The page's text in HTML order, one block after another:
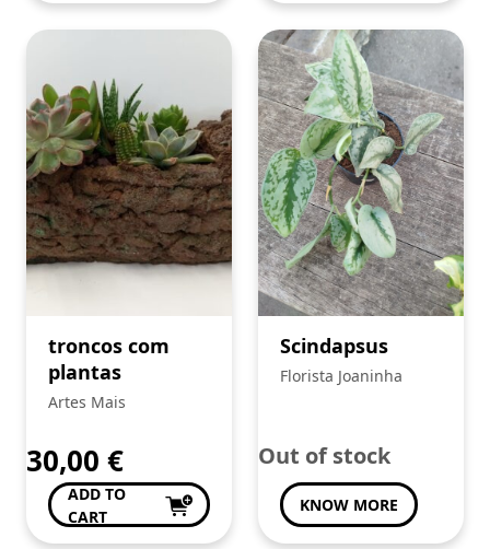
troncos com
plantas
Artes Mais
30,00 €
ADD TO
CART
Scindapsus
Florista Joaninha
Out of stock
KNOW MORE